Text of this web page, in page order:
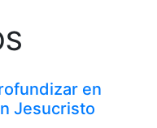
en
Jesucristo